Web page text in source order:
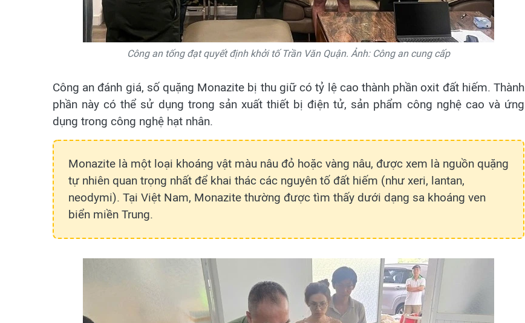
Công an tống đạt quyết định khởi tố Trần Văn Quận. Ảnh: Công an cung cấp
Công an đánh giá, số quặng Monazite bị thu giữ có tỷ lệ cao thành phần oxit đất hiếm. Thành
phần này có thể sử dụng trong sản xuất thiết bị điện tử, sản phẩm công nghệ cao và ứng
dụng trong công nghệ hạt nhân.
Monazite là một loại khoáng vật màu nâu đỏ hoặc vàng nâu, được xem là nguồn quặng
tự nhiên quan trọng nhất để khai thác các nguyên tố đất hiếm (như xeri, lantan,
neodymi). Tại Việt Nam, Monazite thường được tìm thấy dưới dạng sa khoáng ven
biển miền Trung.